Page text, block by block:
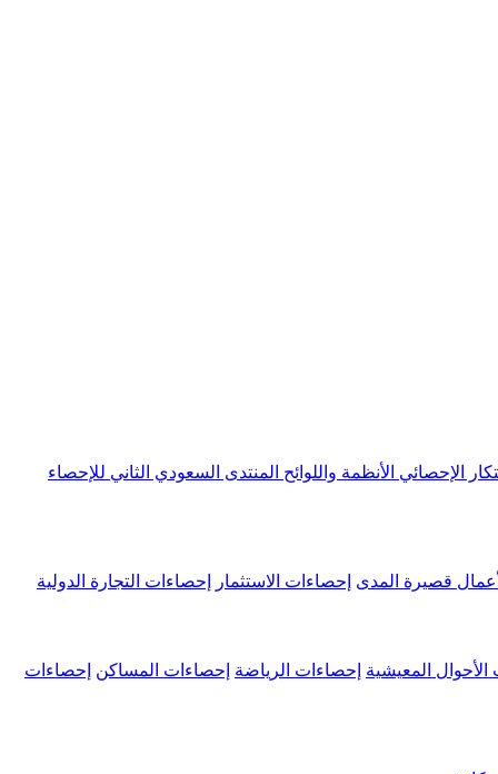
الإحصائي الأنظمة واللوائح المنتدى السعودي الثاني للإحصاء
قصيرة المدى إحصاءات الاستثمار إحصاءات التجارة الدولية
الأحوال المعيشية إحصاءات الرياضة إحصاءات المساكن إحصاءات